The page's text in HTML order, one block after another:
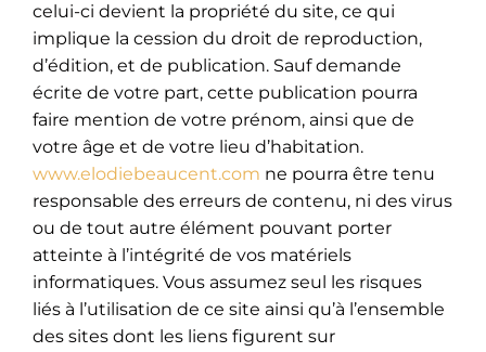
celui-ci devient la propriété du site, ce qui
implique la cession du droit de reproduction,
d’édition, et de publication. Sauf demande
écrite de votre part, cette publication pourra
faire mention de votre prénom, ainsi que de
votre âge et de votre lieu d’habitation.
www.elodiebeaucent.com ne pourra être tenu
responsable des erreurs de contenu, ni des virus
ou de tout autre élément pouvant porter
atteinte à l’intégrité de vos matériels
informatiques. Vous assumez seul les risques
liés à l’utilisation de ce site ainsi qu’à l’ensemble
des sites dont les liens figurent sur